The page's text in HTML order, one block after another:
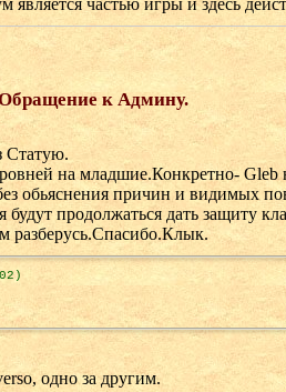
частью игры и здесь
к Админу.
Статую.
на младшие.Конкретно- Gleb
обьяснения причин и видимых
продолжаться дать защиту
разберусь.Спасибо.Клык.
одно за другим.